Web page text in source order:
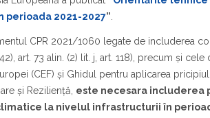
2021-2027”
CPR 2021/1060 legate de includerea
art. 73 alin. (2) lit. j, art. 118), precum și cele
(CEF) și Ghidul pentru aplicarea
şi Rezilienţă, este necesara includerea
la nivelul infrastructurii în